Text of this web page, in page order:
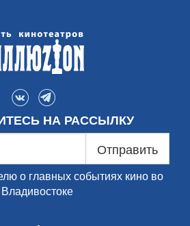
НА РАССЫЛКУ
Отправить
о главных событиях кино во
Владивостоке